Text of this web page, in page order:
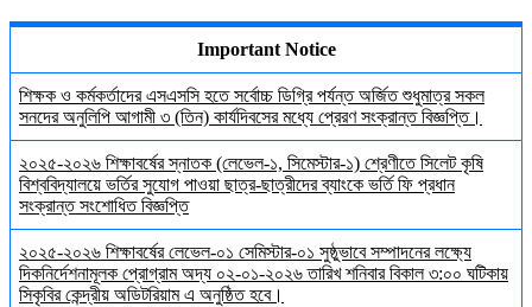
Important Notice
শিক্ষক ও কর্মকর্তাদের এসএসসি হতে সর্বোচ্চ ডিগ্রি পর্যন্ত অর্জিত শুধুমাত্র সকল
সনদের অনুলিপি আগামী ৩ (তিন) কার্যদিবসের মধ্যে প্রেরণ সংক্রান্ত বিজ্ঞপ্তি।
২০২৫-২০২৬ শিক্ষাবর্ষের স্নাতক (লেভেল-১, সিমেস্টার-১) শ্রেণীতে সিলেট কৃষি
বিশ্ববিদ্যালয়ে ভর্তির সুযোগ পাওয়া ছাত্র-ছাত্রীদের ব্যাংকে ভর্তি ফি প্রধান
সংক্রান্ত সংশোধিত বিজ্ঞপ্তি
২০২৫-২০২৬ শিক্ষাবর্ষের লেভেল-০১ সেমিস্টার-০১ সুষ্ঠুভাবে সম্পাদনের লক্ষ্যে
দিকনির্দেশনামূলক প্রোগ্রাম অদ্য ০২-০১-২০২৬ তারিখ শনিবার বিকাল ৩:০০ ঘটিকায়
সিকৃবির কেন্দ্রীয় অডিটরিয়াম এ অনুষ্ঠিত হবে।